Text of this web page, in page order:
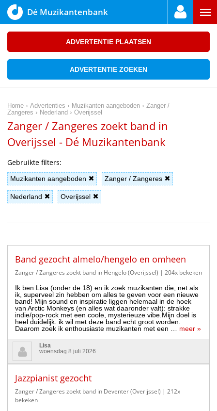
Dé Muzikantenbank
ADVERTENTIE PLAATSEN
ADVERTENTIE ZOEKEN
Home › Advertenties › Muzikanten aangeboden › Zanger /
Zangeres › Nederland › Overijssel
Zanger / Zangeres zoekt band in
Overijssel - Dé Muzikantenbank
Gebruikte filters:
Muzikanten aangeboden Zanger / Zangeres
Nederland Overijssel
Band gezocht almelo/hengelo en omheen
Zanger / Zangeres zoekt band in Hengelo (Overijssel) | 204x bekeken
Ik ben Lisa (onder de 18) en ik zoek muzikanten die, net als
ik, superveel zin hebben om alles te geven voor een nieuwe
band! Mijn sound en inspiratie liggen helemaal in de hoek
van Arctic Monkeys (en alles wat daaronder valt): strakke
indie/pop-rock met een coole, mysterieuze vibe. ​Mijn doel is
heel duidelijk: ik wil met deze band echt groot worden.
Daarom zoek ik enthousiaste muzikanten met een … meer »
Lisa
woensdag 8 juli 2026
Jazzpianist gezocht
Zanger / Zangeres zoekt band in Deventer (Overijssel) | 212x
bekeken